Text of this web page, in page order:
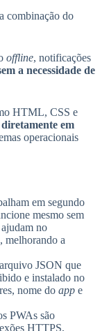
combinação do
offline, notificações
a necessidade de
HTML, CSS e
em
operacionais
em segundo
mesmo sem
no
melhorando a
JSON que
e instalado no
nome do app e
PWAs são
HTTPS,